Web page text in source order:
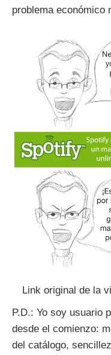
problema económico
Link original de la
P.D.: Yo soy usuario
desde el comienzo:
del catálogo,